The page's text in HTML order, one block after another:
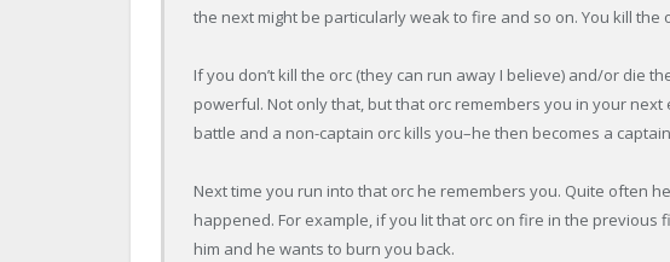
the next might be particularly weak to fire and so on. You kill the
If you don’t kill the orc (they can run away I believe) and/or die
powerful. Not only that, but that orc remembers you in your next
battle and a non-captain orc kills you–he then becomes a
Next time you run into that orc he remembers you. Quite often
happened. For example, if you lit that orc on fire in the previous
him and he wants to burn you back.